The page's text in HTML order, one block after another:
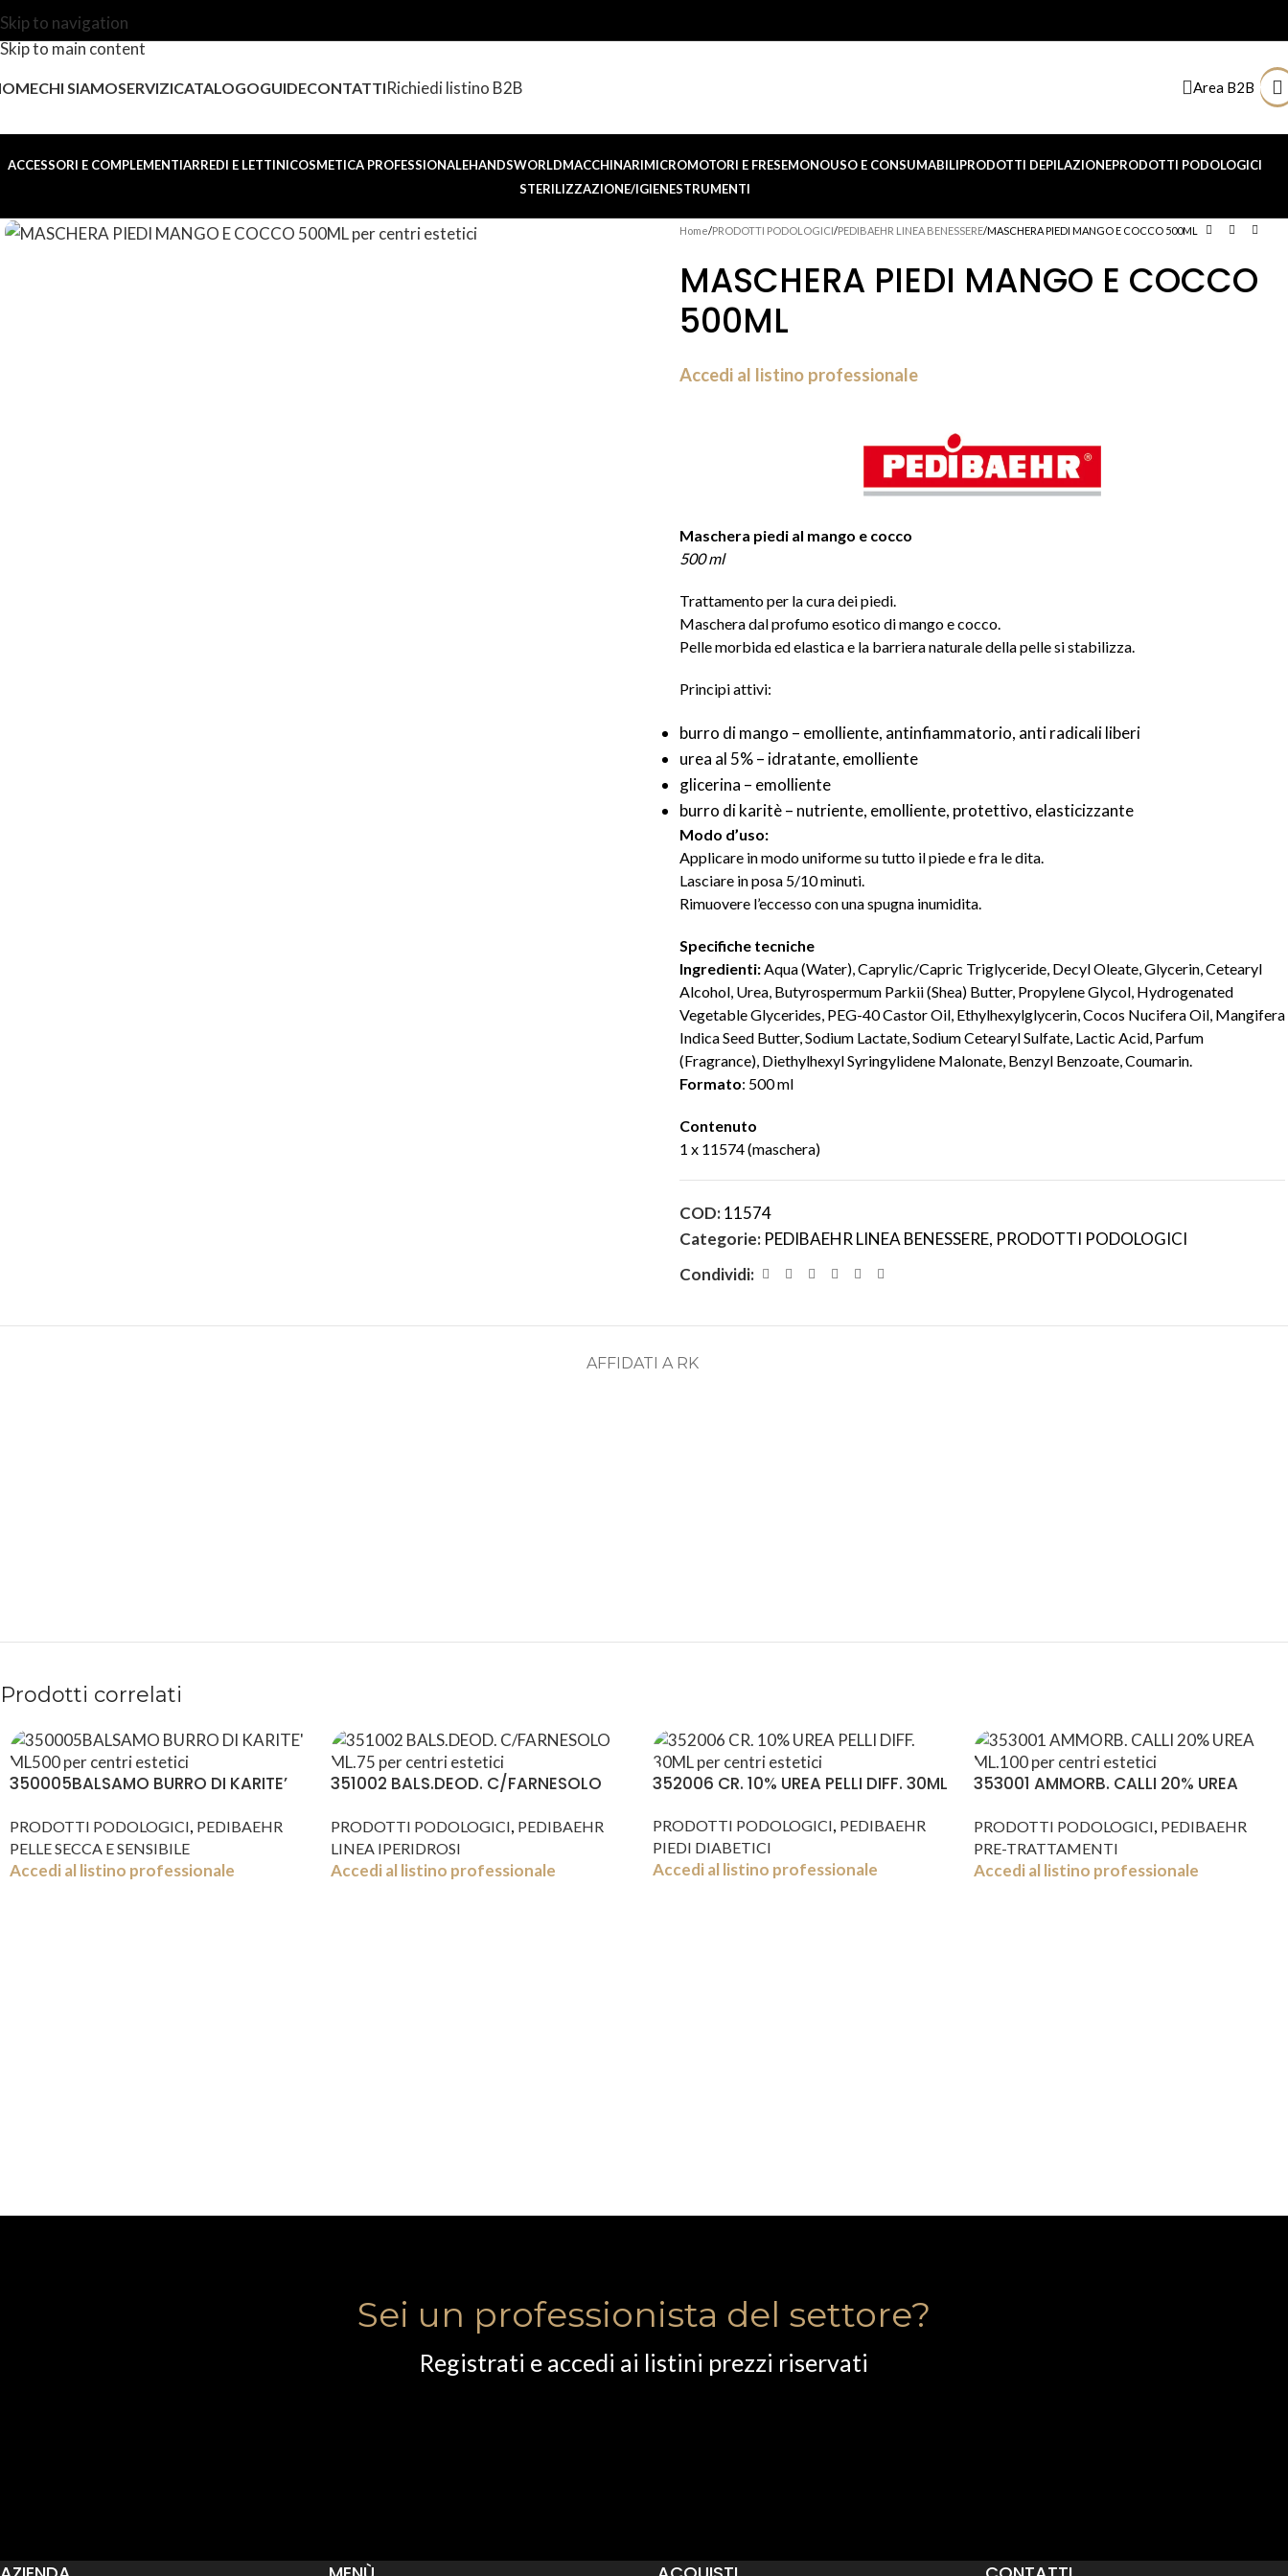
Skip to navigation
Skip to main content
CHI SIAMOSERVIZICATALOGOGUIDECONTATTIRichiedi listino B2B Area B2B
ACCESSORI E COMPLEMENTIARREDI E LETTINICOSMETICA PROFESSIONALEHANDSWORLDMACCHINARIMICROMOTORI E FRESEMONOUSO E CONSUMABILIPRODOTTI DEPILAZIONEPRODOTTI PODOLOGICI
STERILIZZAZIONE/IGIENESTRUMENTI
Home PRODOTTI PODOLOGICI PEDIBAEHR LINEA BENESSERE MASCHERA PIEDI MANGO E COCCO 500ML
MASCHERA PIEDI MANGO E COCCO
500ML
Accedi al listino professionale
Maschera piedi al mango e cocco
500 ml
Trattamento per la cura dei piedi.
Maschera dal profumo esotico di mango e cocco.
Pelle morbida ed elastica e la barriera naturale della pelle si stabilizza.
Principi attivi:
burro di mango – emolliente, antinfiammatorio, anti radicali liberi
urea al 5% – idratante, emolliente
glicerina – emolliente
burro di karitè – nutriente, emolliente, protettivo, elasticizzante
Modo d’uso:
Applicare in modo uniforme su tutto il piede e fra le dita.
Lasciare in posa 5/10 minuti.
Rimuovere l’eccesso con una spugna inumidita.
Specifiche tecniche
Ingredienti:Aqua (Water), Caprylic/Capric Triglyceride, Decyl Oleate, Glycerin, Cetearyl
Alcohol, Urea, Butyrospermum Parkii (Shea) Butter, Propylene Glycol, Hydrogenated
Vegetable Glycerides, PEG-40 Castor Oil, Ethylhexylglycerin, Cocos Nucifera Oil, Mangifera
Indica Seed Butter, Sodium Lactate, Sodium Cetearyl Sulfate, Lactic Acid, Parfum
(Fragrance), Diethylhexyl Syringylidene Malonate, Benzyl Benzoate, Coumarin.
Formato: 500 ml
Contenuto
1 x 11574 (maschera)
COD:11574
Categorie: PEDIBAEHR LINEA BENESSERE, PRODOTTI PODOLOGICI
Condividi:
AFFIDATI A RK
Prodotti correlati
350005BALSAMO BURRO DI KARITE’
PRODOTTI PODOLOGICI, PEDIBAEHR
PELLE SECCA E SENSIBILE
Accedi al listino professionale
351002 BALS.DEOD. C/FARNESOLO
PRODOTTI PODOLOGICI, PEDIBAEHR
LINEA IPERIDROSI
Accedi al listino professionale
352006 CR. 10% UREA PELLI DIFF. 30ML
PRODOTTI PODOLOGICI, PEDIBAEHR
PIEDI DIABETICI
Accedi al listino professionale
353001 AMMORB. CALLI 20% UREA
PRODOTTI PODOLOGICI, PEDIBAEHR
PRE-TRATTAMENTI
Accedi al listino professionale
Sei un professionista del settore?
Registrati e accedi ai listini prezzi riservati